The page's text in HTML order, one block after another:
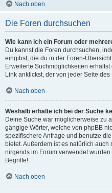
Nach oben
Die Foren durchsuchen
Wie kann ich ein Forum oder
Du kannst die Foren durchsuchen,
eingibst, die du in der Foren-
Erweiterte Suchmöglichkeiten
Link anklickst, der von jeder Seite
Nach oben
Weshalb erhalte ich bei der Suche
Deine Suche war möglicherweise zu
gängige Wörter, welche von phpBB
spezifischere Anfrage und benutze
bietet. Außerdem ist es natürlich
nirgends im Forum verwendet
Begriffe!
Nach oben